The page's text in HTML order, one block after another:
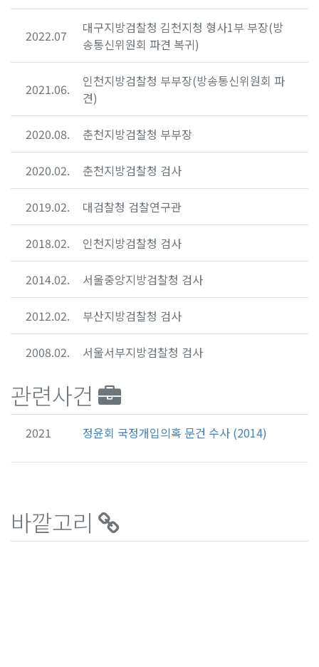
2022.07
대구지방검찰청 김천지청 형사1부 부장(방
송통신위원회 파견 복귀)
2021.06.
인천지방검찰청 부부장(방송통신위원회 파
견)
2020.08. 춘천지방검찰청 부부장
2020.02. 춘천지방검찰청 검사
2019.02. 대검찰청 검찰연구관
2018.02. 인천지방검찰청 검사
2014.02. 서울중앙지방검찰청 검사
2012.02. 부산지방검찰청 검사
2008.02. 서울서부지방검찰청 검사
관련사건
2021 정윤회 국정개입의혹 문건 수사 (2014)
바깥고리